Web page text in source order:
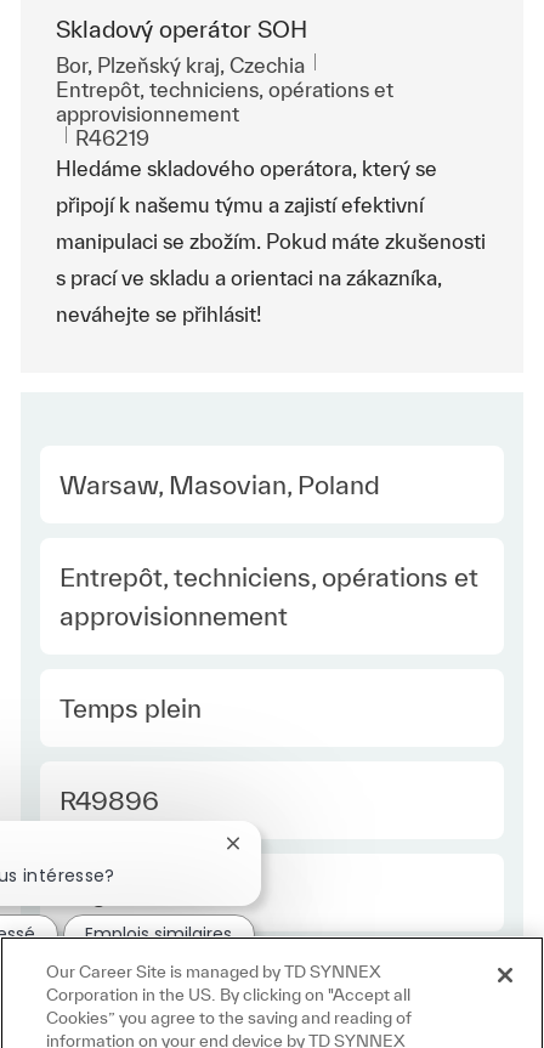
Skladový operátor SOH
Emplacement
Bor, Plzeňský kraj, Czechia
Catégorie
Entrepôt, techniciens, opérations et
approvisionnement
ReqId
R46219
Hledáme skladového operátora, který se
připojí k našemu týmu a zajistí efektivní
manipulaci se zbožím. Pokud máte zkušenosti
s prací ve skladu a orientaci na zákazníka,
neváhejte se přihlásit!
Location
Warsaw, Masovian, Poland
Category
Entrepôt, techniciens, opérations et
approvisionnement
Type Europe
Temps plein
Required Id
R49896
Employee Type Europe
intéresse?
Fermer la notification du chatbot
Emplois similaires
Our Career Site is managed by TD SYNNEX
Corporation in the US. By clicking on "Accept all
Cookies” you agree to the saving and reading of
information on your end device by TD SYNNEX